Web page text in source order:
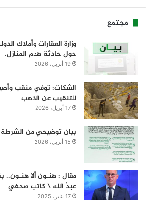
مجتمع
وزارة العقارات وأملاك
حول حادثة هدم المنازل.
19 أبريل، 2026
الشكات: توفي منقب
للتنقيب عن الذهب
17 أبريل، 2026
بيان توضيحي من الشرطة
15 أبريل، 2026
مقال : هنـون ألا
عبدُ الله \ كاتب صحفي
17 يناير، 2025